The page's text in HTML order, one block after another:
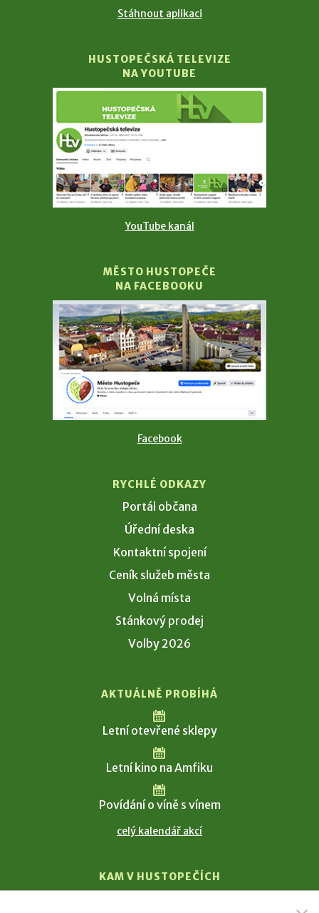
Stáhnout aplikaci
HUSTOPEČSKÁ TELEVIZE
NA YOUTUBE
YouTube kanál
MĚSTO HUSTOPEČE
NA FACEBOOKU
Facebook
RYCHLÉ ODKAZY
Portál občana
Úřední deska
Kontaktní spojení
Ceník služeb města
Volná místa
Stánkový prodej
Volby 2026
AKTUÁLNĚ PROBÍHÁ
Letní otevřené sklepy
Letní kino na Amfiku
Povídání o víně s vínem
celý kalendář akcí
KAM V HUSTOPEČÍCH